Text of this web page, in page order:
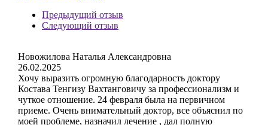
Предыдущий отзыв
Следующий отзыв
Новожилова Наталья Александровна
26.02.2025
Хочу выразить огромную благодарность доктору
Костава Тенгизу Вахтанговичу за профессионализм и
чуткое отношение. 24 февраля была на первичном
приеме. Очень внимательный доктор, все объяснил по
моей проблеме, назначил лечение , дал полную